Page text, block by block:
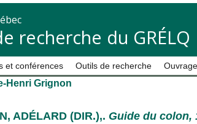
recherche du GRÉLQ
et conférences Outils de recherche
Henri Grignon
ADÉLARD (DIR.),. Guide du colon,